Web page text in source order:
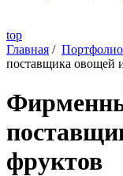
top
Главная / Портфолио
поставщика овощей
фруктов